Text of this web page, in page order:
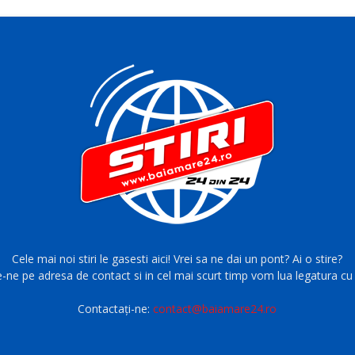
Cele mai noi stiri le gasesti aici! Vrei sa ne dai un pont? Ai o stire?
ne pe adresa de contact si in cel mai scurt timp vom lua legatura
Contactați-ne:contact@baiamare24.ro